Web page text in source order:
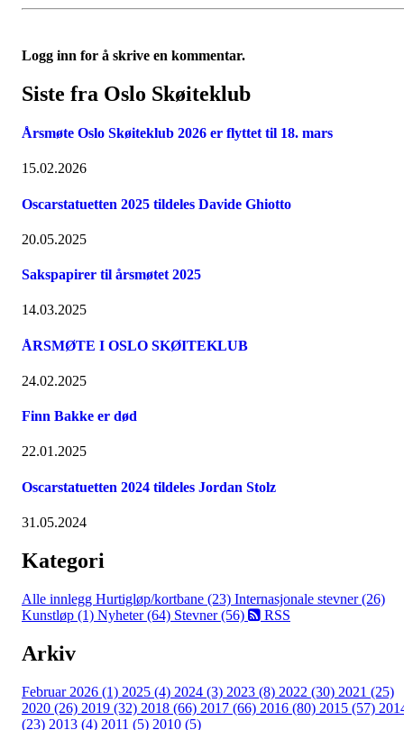
Logg inn for å skrive en kommentar.
Siste fra Oslo Skøiteklub
Årsmøte Oslo Skøiteklub 2026 er flyttet til 18. mars
15.02.2026
Oscarstatuetten 2025 tildeles Davide Ghiotto
20.05.2025
Sakspapirer til årsmøtet 2025
14.03.2025
ÅRSMØTE I OSLO SKØITEKLUB
24.02.2025
Finn Bakke er død
22.01.2025
Oscarstatuetten 2024 tildeles Jordan Stolz
31.05.2024
Kategori
Alle innlegg Hurtigløp/kortbane (23) Internasjonale stevner (26)
Kunstløp (1) Nyheter (64) Stevner (56) RSS
Arkiv
Februar 2026 (1) 2025 (4) 2024 (3) 2023 (8) 2022 (30) 2021 (25)
2020 (26) 2019 (32) 2018 (66) 2017 (66) 2016 (80) 2015 (57)
(23) 2013 (4) 2011 (5) 2010 (5)